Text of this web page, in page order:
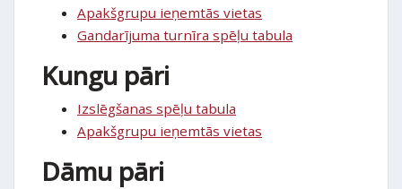
Apakšgrupu ieņemtās vietas
Gandarījuma turnīra spēļu tabula
Kungu pāri
Izslēgšanas spēļu tabula
Apakšgrupu ieņemtās vietas
Dāmu pāri